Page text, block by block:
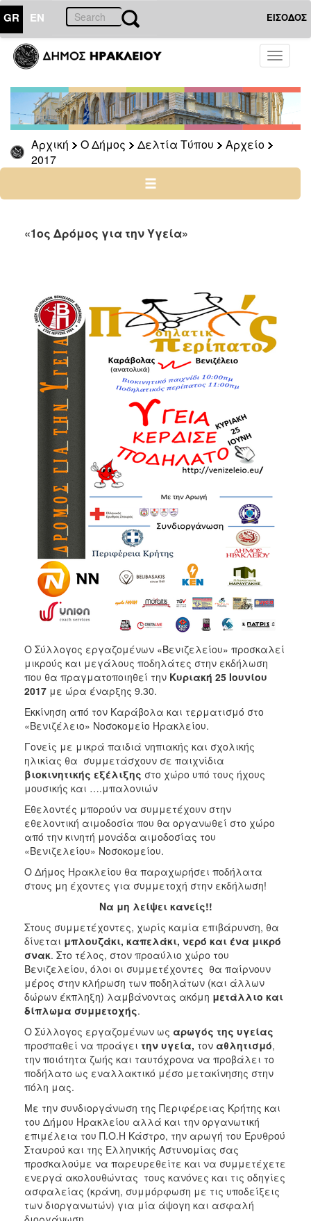
GR EN ΕΙΣΟΔΟΣ
Toggle
Αρχική Ο Δήμος Δελτία Τύπου
Αρχείο
2017
ΔΗΜΟΣ
Δελτία
Τύπου
Αρχείο
2026
2025
2022
2019
2018
2017
2016
2015
2013
2012
2011
2010
2006
ΠΟΛΙΤΙΣΜΟΣ
«1ος Δρόμος για την Υγεία»
Ο Σύλλογος εργαζομένων «Βενιζελείου» προσκαλεί
μικρούς και μεγάλους ποδηλάτες στην εκδήλωση
που θα πραγματοποιηθεί την Κυριακή 25 Ιουνίου
2017 με ώρα έναρξης 9.30.
Εκκίνηση από τον Καράβολα και τερματισμό στο
«Βενιζέλειο» Νοσοκομείο Ηρακλείου.
Γονείς με μικρά παιδιά νηπιακής και σχολικής
ηλικίας θα συμμετάσχουν σε παιχνίδια
βιοκινητικής εξέλιξης στο χώρο υπό τους ήχους
μουσικής και ….μπαλονιών
Εθελοντές μπορούν να συμμετέχουν στην
εθελοντική αιμοδοσία που θα οργανωθεί στο χώρο
από την κινητή μονάδα αιμοδοσίας του
«Βενιζελείου» Νοσοκομείου.
Ο Δήμος Ηρακλείου θα παραχωρήσει ποδήλατα
στους μη έχοντες για συμμετοχή στην εκδήλωση!
Να μη λείψει κανείς!!
Στους συμμετέχοντες, χωρίς καμία επιβάρυνση, θα
δίνεται μπλουζάκι, καπελάκι, νερό και ένα μικρό
σνακ. Στο τέλος, στον προαύλιο χώρο του
Βενιζελείου, όλοι οι συμμετέχοντες θα παίρνουν
μέρος στην κλήρωση των ποδηλάτων (και άλλων
δώρων έκπληξη) λαμβάνοντας ακόμη μετάλλιο και
δίπλωμα συμμετοχής.
Ο Σύλλογος εργαζομένων ως αρωγός της υγείας
προσπαθεί να προάγει την υγεία, τον αθλητισμό,
την ποιότητα ζωής και ταυτόχρονα να προβάλει το
ποδήλατο ως εναλλακτικό μέσο μετακίνησης στην
πόλη μας.
Με την συνδιοργάνωση της Περιφέρειας Κρήτης και
του Δήμου Ηρακλείου αλλά και την οργανωτική
επιμέλεια του Π.Ο.Η Kάστρο, την αρωγή του Ερυθρού
Σταυρού και της Ελληνικής Αστυνομίας σας
προσκαλούμε να παρευρεθείτε και να συμμετέχετε
ενεργά ακολουθώντας τους κανόνες και τις οδηγίες
ασφαλείας (κράνη, συμμόρφωση με τις υποδείξεις
των διοργανωτών) για μία άψογη και ασφαλή